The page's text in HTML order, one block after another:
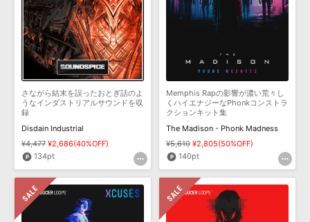
さながら結末を誤ったおとぎ話のよ
うなインダストリアルサウンドを収
録
Disdain Industrial
¥4,477 ¥2,686(40%OFF)
134pt
Memphis Rapの影響が濃い荒々し
くハイエナジーなPhonkコンストラ
クションキット集
The Madison - Phonk Madness
¥5,610 ¥2,805(50%OFF)
140pt